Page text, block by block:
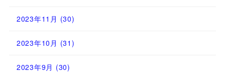
2023年11月 (30)
2023年10月 (31)
2023年9月 (30)